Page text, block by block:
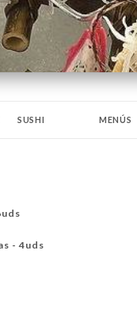
SUSHI MENÚS
- 4uds